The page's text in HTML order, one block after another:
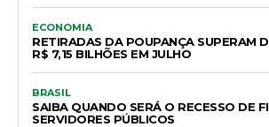
ECONOMIA
RETIRADAS DA POUPANÇA SUPERAM
R$ 7,15 BILHÕES EM JULHO
BRASIL
SAIBA QUANDO SERÁ O RECESSO DE
SERVIDORES PÚBLICOS